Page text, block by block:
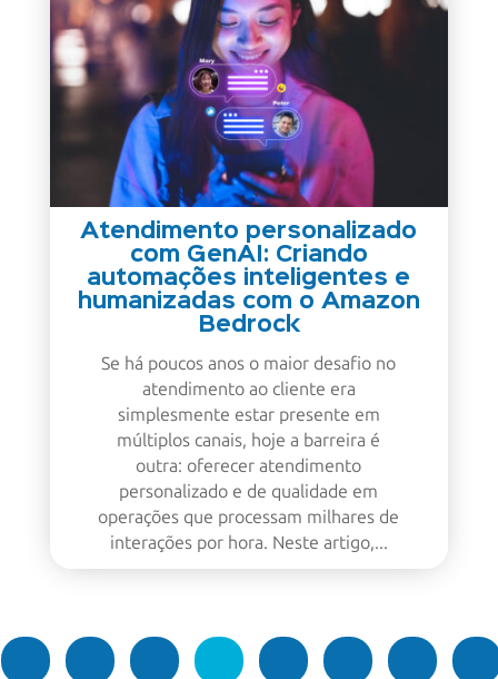
Atendimento personalizado
com GenAI: Criando
automações inteligentes e
humanizadas com o Amazon
Bedrock
Se há poucos anos o maior desafio no
atendimento ao cliente era
simplesmente estar presente em
múltiplos canais, hoje a barreira é
outra: oferecer atendimento
personalizado e de qualidade em
operações que processam milhares de
interações por hora. Neste artigo,...